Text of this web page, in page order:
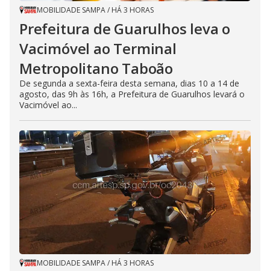
MOBILIDADE SAMPA/ HÁ 3 HORAS
Prefeitura de Guarulhos leva o
Vacimóvel ao Terminal
Metropolitano Taboão
De segunda a sexta-feira desta semana, dias 10 a 14 de
agosto, das 9h às 16h, a Prefeitura de Guarulhos levará o
Vacimóvel ao...
MOBILIDADE SAMPA/ HÁ 3 HORAS